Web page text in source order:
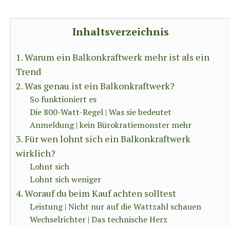
Inhaltsverzeichnis
1. Warum ein Balkonkraftwerk mehr ist als ein
Trend
2. Was genau ist ein Balkonkraftwerk?
So funktioniert es
Die 800-Watt-Regel | Was sie bedeutet
Anmeldung | kein Bürokratiemonster mehr
3. Für wen lohnt sich ein Balkonkraftwerk
wirklich?
Lohnt sich
Lohnt sich weniger
4. Worauf du beim Kauf achten solltest
Leistung | Nicht nur auf die Wattzahl schauen
Wechselrichter | Das technische Herz